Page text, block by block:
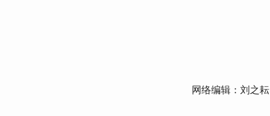
网络编辑：刘之耘